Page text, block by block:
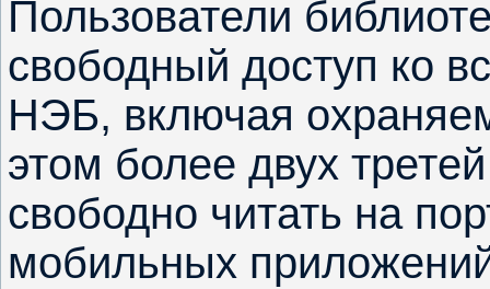
Пользователи
свободный доступ ко
НЭБ, включая
этом более двух
свободно читать на
мобильных